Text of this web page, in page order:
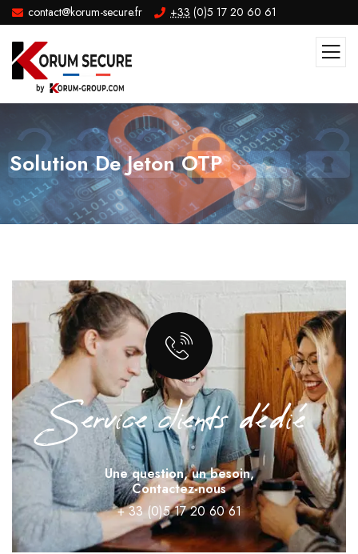
contact@korum-secure.fr +33 (0)5 17 20 60 61
Solution De Jeton OTP
Service clients dédié
Une question, un besoin,
Contactez-nous
+ 33 (0)5 17 20 60 61